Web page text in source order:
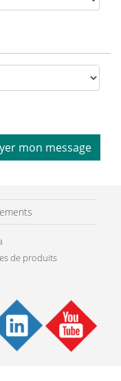
mon message
de produits